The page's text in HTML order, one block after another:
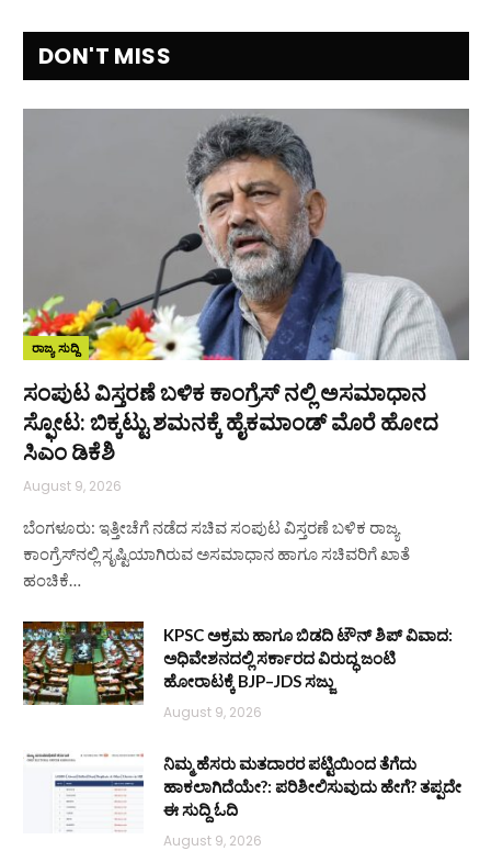
DON'T MISS
ರಾಜ್ಯ ಸುದ್ದಿ
ಸಂಪುಟ ವಿಸ್ತರಣೆ ಬಳಿಕ ಕಾಂಗ್ರೆಸ್‌ ನಲ್ಲಿ ಅಸಮಾಧಾನ
ಸ್ಫೋಟ: ಬಿಕ್ಕಟ್ಟು ಶಮನಕ್ಕೆ ಹೈಕಮಾಂಡ್‌ ಮೊರೆ ಹೋದ
ಸಿಎಂ ಡಿಕೆಶಿ
August 9, 2026
ಬೆಂಗಳೂರು: ಇತ್ತೀಚೆಗೆ ನಡೆದ ಸಚಿವ ಸಂಪುಟ ವಿಸ್ತರಣೆ ಬಳಿಕ ರಾಜ್ಯ
ಕಾಂಗ್ರೆಸ್‌ನಲ್ಲಿ ಸೃಷ್ಟಿಯಾಗಿರುವ ಅಸಮಾಧಾನ ಹಾಗೂ ಸಚಿವರಿಗೆ ಖಾತೆ
ಹಂಚಿಕೆ…
KPSC ಅಕ್ರಮ ಹಾಗೂ ಬಿಡದಿ ಟೌನ್‌ ಶಿಪ್ ವಿವಾದ:
ಅಧಿವೇಶನದಲ್ಲಿ ಸರ್ಕಾರದ ವಿರುದ್ಧ ಜಂಟಿ
ಹೋರಾಟಕ್ಕೆ BJP–JDS ಸಜ್ಜು
August 9, 2026
ನಿಮ್ಮ ಹೆಸರು ಮತದಾರರ ಪಟ್ಟಿಯಿಂದ ತೆಗೆದು
ಹಾಕಲಾಗಿದೆಯೇ?: ಪರಿಶೀಲಿಸುವುದು ಹೇಗೆ? ತಪ್ಪದೇ
ಈ ಸುದ್ದಿ ಓದಿ
August 9, 2026